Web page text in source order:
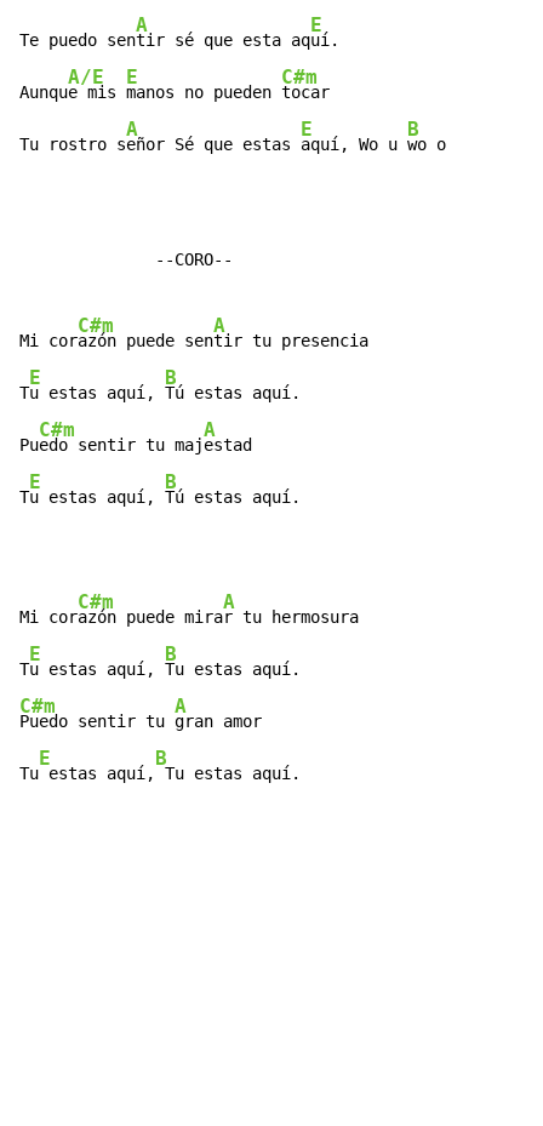
Te puedo sen
A
tir sé que esta aq
E
uí.
Aunqu
A/E
e mis
E
manos no pueden
C#m
tocar
Tu rostro s
A
eñor Sé que estas
E
aquí, Wo u
B
wo o
              --CORO--
Mi cor
C#m
azón puede sen
A
tir tu presencia
T
E
u estas aquí,
B
Tú estas aquí.
Pu
C#m
edo sentir tu maj
A
estad
T
E
u estas aquí,
B
Tú estas aquí.
Mi cor
C#m
azón puede mira
A
r tu hermosura
T
E
u estas aquí,
B
C#m
Puedo sentir tu
A
gran amor
Tu
E
estas aquí,
B
Tu estas aquí.